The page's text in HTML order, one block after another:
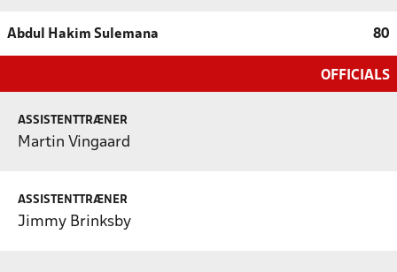
Abdul Hakim Sulemana 80
OFFICIALS
ASSISTENTTRÆNER
Martin Vingaard
ASSISTENTTRÆNER
Jimmy Brinksby